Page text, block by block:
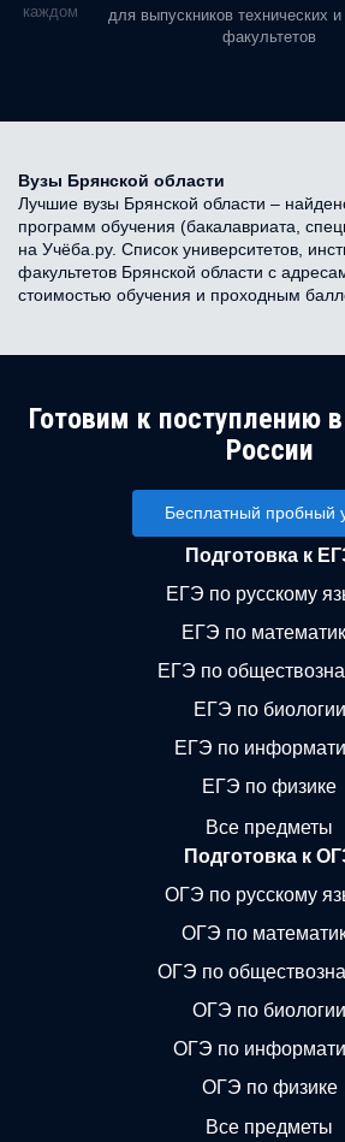
в каждом
для выпускников технических
факультетов
Вузы Брянской области
Лучшие вузы Брянской области –
программ обучения (бакалавриата,
на Учёба.ру. Список университетов,
факультетов Брянской области с
стоимостью обучения и проходным
Готовим к поступлению
России
Бесплатный пробный
Подготовка к
ЕГЭ по русскому
ЕГЭ по
ЕГЭ по
ЕГЭ по биологии
ЕГЭ по
ЕГЭ по физике
Все предметы
Подготовка к
ОГЭ по русскому
ОГЭ по
ОГЭ по
ОГЭ по биологии
ОГЭ по
ОГЭ по физике
Все предметы